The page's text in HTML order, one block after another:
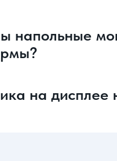
напольные
на дисплее